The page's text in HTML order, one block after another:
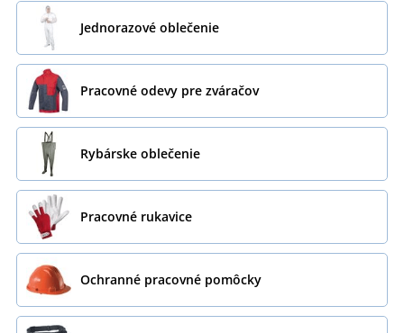
Jednorazové oblečenie
Pracovné odevy pre zváračov
Rybárske oblečenie
Pracovné rukavice
Ochranné pracovné pomôcky